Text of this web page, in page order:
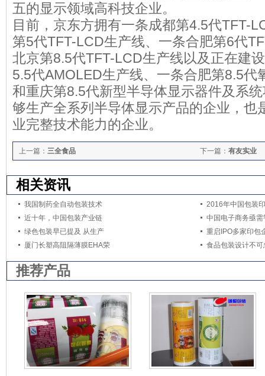
五的显示领域高科技企业。
目前，京东方拥有一条成都第4.5代TFT-
第5代TFT-LCD生产线、一条合肥第6代
北京第8.5代TFT-LCD生产线以及正在建
5.5代AMOLED生产线、一条合肥第8.5代
和重庆第8.5代新型半导体显示器件及系
够生产全系列半导体显示产品的企业，也
业完整技术能力的企业。
下一篇： 有友实业
上一篇： 三全食品
相关资讯
我国制药全自动包装技术
2016年中国包装
近十年，中国包装产业链
中国电子商务亟需
绿色包装早已提及 从生产
重启IPO多家印包
厦门长塑高阻隔薄膜EHA荣
食品包装设计不可
推荐产品